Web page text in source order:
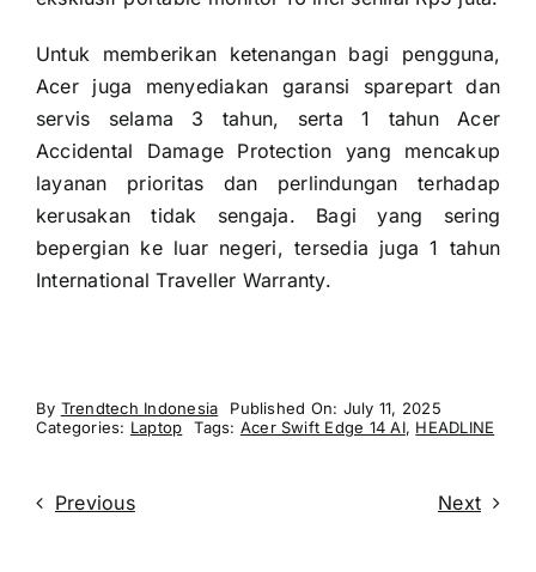
Untuk memberikan ketenangan bagi pengguna,
Acer juga menyediakan garansi sparepart dan
servis selama 3 tahun, serta 1 tahun Acer
Accidental Damage Protection yang mencakup
layanan prioritas dan perlindungan terhadap
kerusakan tidak sengaja. Bagi yang sering
bepergian ke luar negeri, tersedia juga 1 tahun
International Traveller Warranty.
By Trendtech Indonesia
Published On: July 11, 2025
Categories: Laptop Tags: Acer Swift Edge 14 AI, HEADLINE
Previous Next